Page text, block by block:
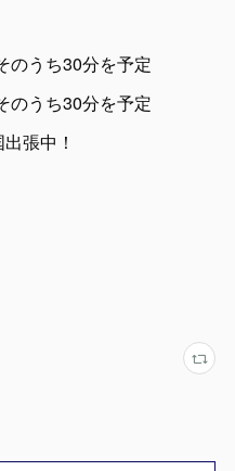
のうち30分を予定
のうち30分を予定
張中！